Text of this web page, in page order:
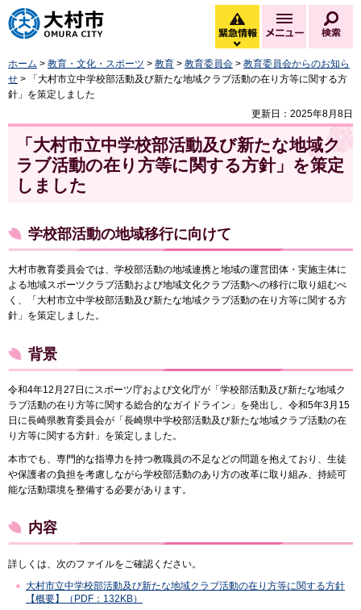
大村市
緊急情報
緊急情報を開く
メニュー
ホーム > 教育・文化・スポーツ > 教育 > 教育委員会 > 教育委員会からのお知ら
せ > 「大村市立中学校部活動及び新たな地域クラブ活動の在り方等に関する方
針」を策定しました
更新日：2025年8月8日
「大村市立中学校部活動及び新たな地域ク
ラブ活動の在り方等に関する方針」を策定
しました
学校部活動の地域移行に向けて
大村市教育委員会では、学校部活動の地域連携と地域の運営団体・実施主体に
よる地域スポーツクラブ活動および地域文化クラブ活動への移行に取り組むべ
く、「大村市立中学校部活動及び新たな地域クラブ活動の在り方等に関する方
針」を策定しました。
背景
令和4年12月27日にスポーツ庁および文化庁が「学校部活動及び新たな地域ク
ラブ活動の在り方等に関する総合的なガイドライン」を発出し、令和5年3月15
日に長崎県教育委員会が「長崎県中学校部活動及び新たな地域クラブ活動の在
り方等に関する方針」を策定しました。
本市でも、専門的な指導力を持つ教職員の不足などの問題を抱えており、生徒
や保護者の負担を考慮しながら学校部活動のあり方の改革に取り組み、持続可
能な活動環境を整備する必要があります。
内容
詳しくは、次のファイルをご確認ください。
大村市立中学校部活動及び新たな地域クラブ活動の在り方等に関する方針
【概要】（PDF：132KB）